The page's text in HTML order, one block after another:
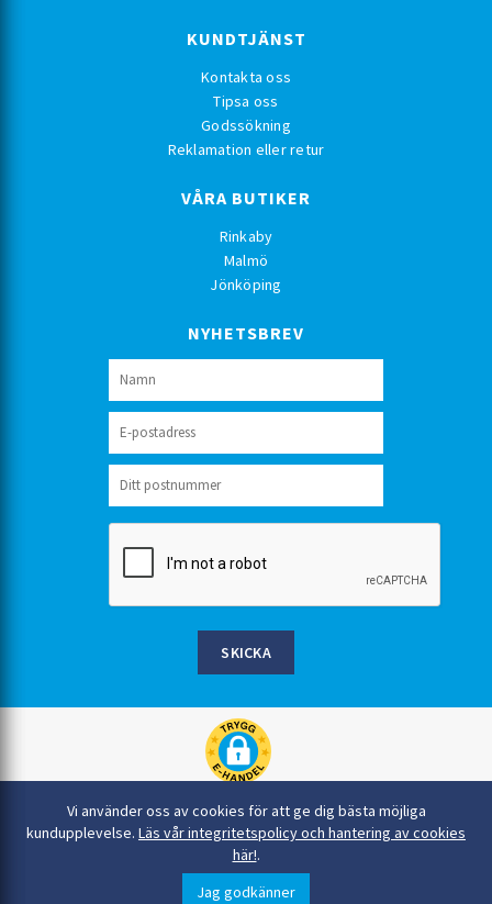
Vi använder oss av cookies för att ge dig bästa möjliga
kundupplevelse. Läs vår integritetspolicy och hantering av cookies
här!.
Jag godkänner
KUNDTJÄNST
Kontakta oss
Tipsa oss
Godssökning
Reklamation eller retur
VÅRA BUTIKER
Rinkaby
Malmö
Jönköping
NYHETSBREV
SKICKA
Rinkaby Rör AB, Box 54, 296 21 Åhus
044-22 54 90
info@rinkabyror.se
© Alla rättigheter tillhör Rinkaby Rör AB